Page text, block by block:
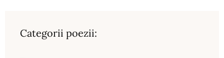
Categorii poezii: